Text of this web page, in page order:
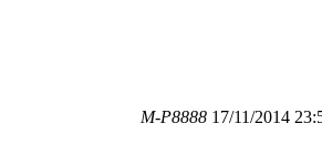
M-P8888 17/11/2014